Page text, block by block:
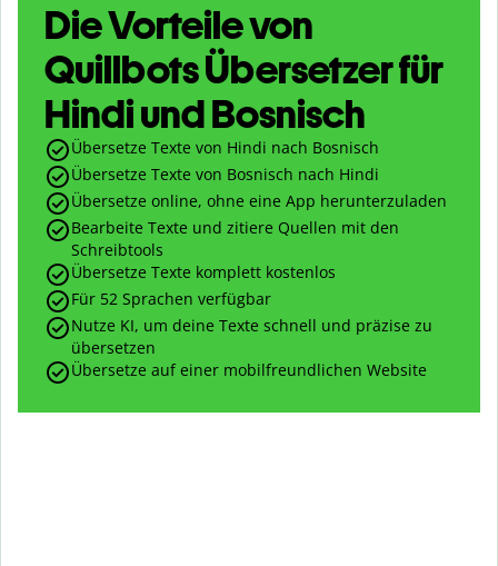
Die Vorteile von
Quillbots Übersetzer für
Hindi und Bosnisch
Übersetze Texte von Hindi nach Bosnisch
Übersetze Texte von Bosnisch nach Hindi
Übersetze online, ohne eine App herunterzuladen
Bearbeite Texte und zitiere Quellen mit den
Schreibtools
Übersetze Texte komplett kostenlos
Für 52 Sprachen verfügbar
Nutze KI, um deine Texte schnell und präzise zu
übersetzen
Übersetze auf einer mobilfreundlichen Website